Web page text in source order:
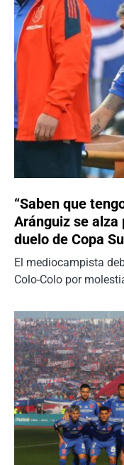
“Saben que
Aránguiz se alza
duelo de Copa
El mediocampista
Colo-Colo por